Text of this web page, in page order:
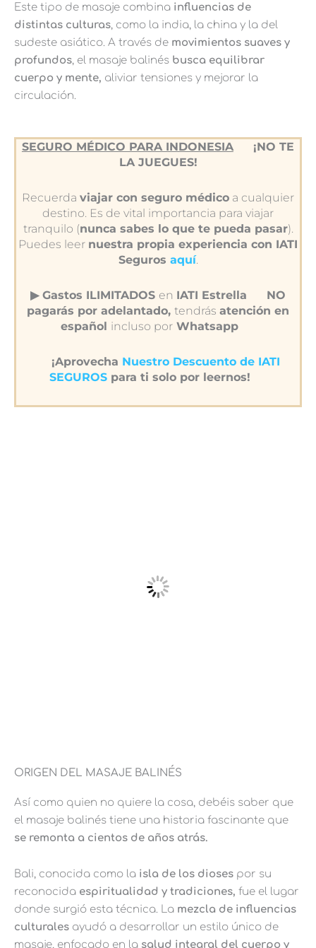
Este tipo de masaje combina influencias de
distintas culturas, como la india, la china y la del
sudeste asiático. A través de movimientos suaves y
profundos, el masaje balinés busca equilibrar
cuerpo y mente, aliviar tensiones y mejorar la
circulación.
SEGURO MÉDICO PARA INDONESIA
¡NO TE
LA JUEGUES!
Recuerda viajar con seguro médico a cualquier
destino. Es de vital importancia para viajar
tranquilo (nunca sabes lo que te pueda pasar).
Puedes leer nuestra propia experiencia con IATI
Seguros aquí.
▶︎ Gastos ILIMITADOS en IATI Estrella
NO
pagarás por adelantado, tendrás atención en
español incluso por Whatsapp
¡Aprovecha Nuestro Descuento de IATI
SEGUROSpara ti solo por leernos!
ORIGEN DEL MASAJE BALINÉS
Así como quien no quiere la cosa, debéis saber que
el masaje balinés tiene una historia fascinante que
se remonta a cientos de años atrás.
Bali, conocida como la isla de los dioses por su
reconocida espiritualidad y tradiciones, fue el lugar
donde surgió esta técnica. La mezcla de influencias
culturales ayudó a desarrollar un estilo único de
masaje, enfocado en la salud integral del cuerpo y